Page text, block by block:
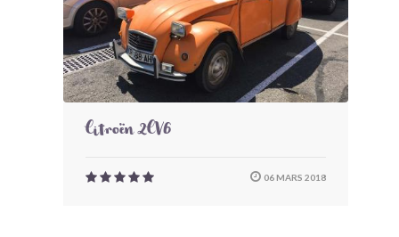
Citroën 2CV6
06 MARS 2018